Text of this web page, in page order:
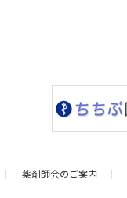
薬剤師会のご案内